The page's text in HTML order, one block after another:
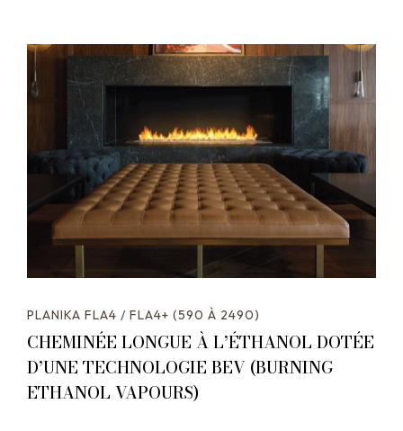
PLANIKA FLA4 / FLA4+ (590 À 2490)
CHEMINÉE LONGUE À L’ÉTHANOL DOTÉE
D’UNE TECHNOLOGIE BEV (BURNING
ETHANOL VAPOURS)